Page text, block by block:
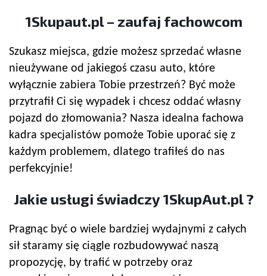
1Skupaut.pl – zaufaj fachowcom
Szukasz miejsca, gdzie możesz sprzedać własne
nieużywane od jakiegoś czasu auto, które
wyłącznie zabiera Tobie przestrzeń? Być może
przytrafił Ci się wypadek i chcesz oddać własny
pojazd do złomowania? Nasza idealna fachowa
kadra specjalistów pomoże Tobie uporać się z
każdym problemem, dlatego trafiłeś do nas
perfekcyjnie!
Jakie usługi świadczy 1SkupAut.pl ?
Pragnąc być o wiele bardziej wydajnymi z całych
sił staramy się ciągle rozbudowywać naszą
propozycję, by trafić w potrzeby oraz